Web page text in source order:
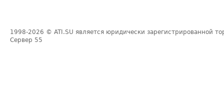
1998-2026 © ATI.SU является юридически зарегистрированной
Сервер 55